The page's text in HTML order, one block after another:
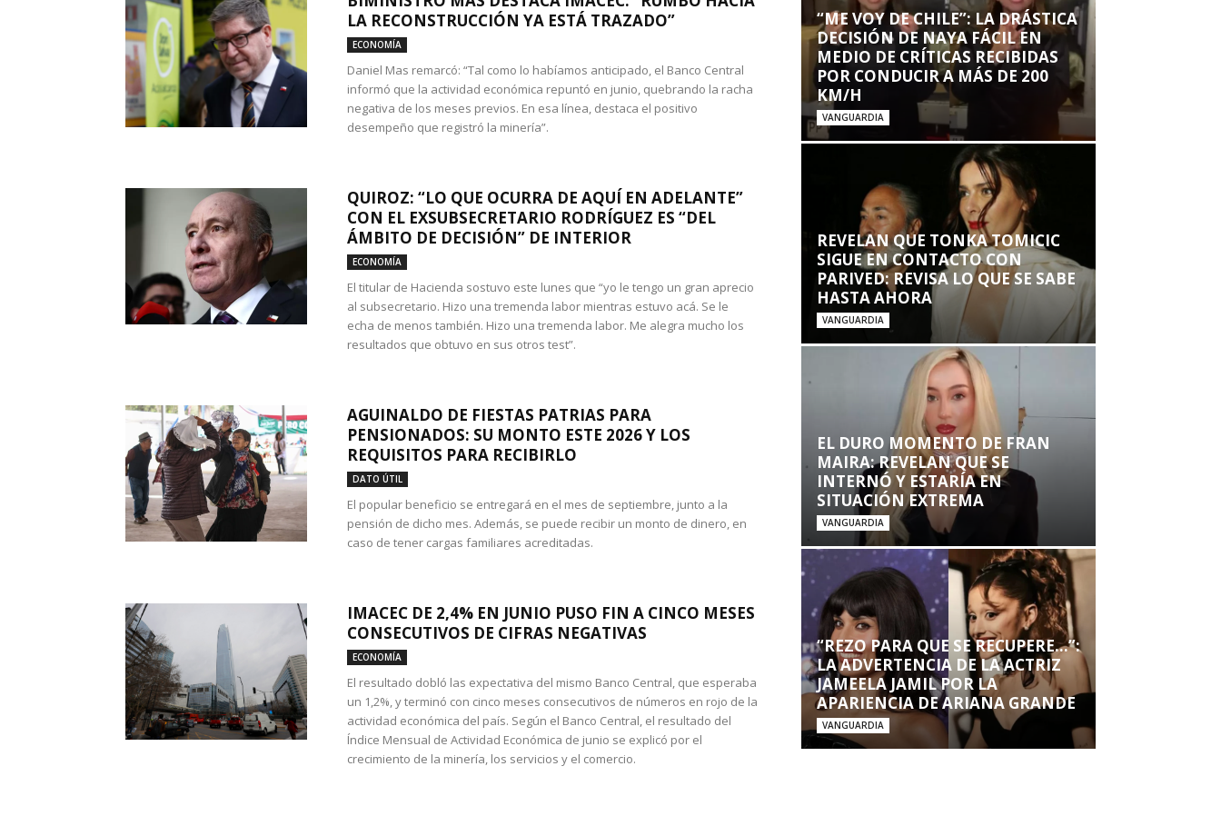
LA RECONSTRUCCIÓN YA ESTÁ TRAZADO”
ECONOMÍA
Daniel Mas remarcó: “Tal como lo habíamos anticipado, el Banco Central
informó que la actividad económica repuntó en junio, quebrando la racha
negativa de los meses previos. En esa línea, destaca el positivo
desempeño que registró la minería”.
QUIROZ: “LO QUE OCURRA DE AQUÍ EN ADELANTE”
CON EL EXSUBSECRETARIO RODRÍGUEZ ES “DEL
ÁMBITO DE DECISIÓN” DE INTERIOR
ECONOMÍA
El titular de Hacienda sostuvo este lunes que “yo le tengo un gran aprecio
al subsecretario. Hizo una tremenda labor mientras estuvo acá. Se le
echa de menos también. Hizo una tremenda labor. Me alegra mucho los
resultados que obtuvo en sus otros test”.
AGUINALDO DE FIESTAS PATRIAS PARA
PENSIONADOS: SU MONTO ESTE 2026 Y LOS
REQUISITOS PARA RECIBIRLO
DATO ÚTIL
El popular beneficio se entregará en el mes de septiembre, junto a la
pensión de dicho mes. Además, se puede recibir un monto de dinero, en
caso de tener cargas familiares acreditadas.
IMACEC DE 2,4% EN JUNIO PUSO FIN A CINCO MESES
CONSECUTIVOS DE CIFRAS NEGATIVAS
ECONOMÍA
El resultado dobló las expectativa del mismo Banco Central, que esperaba
un 1,2%, y terminó con cinco meses consecutivos de números en rojo de la
actividad económica del país. Según el Banco Central, el resultado del
Índice Mensual de Actividad Económica de junio se explicó por el
crecimiento de la minería, los servicios y el comercio.
“ME VOY DE CHILE”: LA DRÁSTICA
DECISIÓN DE NAYA FÁCIL EN
MEDIO DE CRÍTICAS RECIBIDAS
POR CONDUCIR A MÁS DE 200
KM/H
VANGUARDIA
REVELAN QUE TONKA TOMICIC
SIGUE EN CONTACTO CON
PARIVED: REVISA LO QUE SE SABE
HASTA AHORA
VANGUARDIA
EL DURO MOMENTO DE FRAN
MAIRA: REVELAN QUE SE
INTERNÓ Y ESTARÍA EN
SITUACIÓN EXTREMA
VANGUARDIA
“REZO PARA QUE SE RECUPERE…”:
LA ADVERTENCIA DE LA ACTRIZ
JAMEELA JAMIL POR LA
APARIENCIA DE ARIANA GRANDE
VANGUARDIA